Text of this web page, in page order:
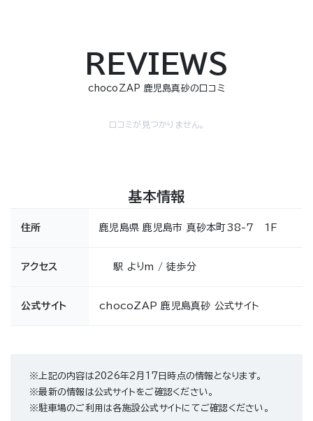
REVIEWS
chocoZAP 鹿児島真砂の口コミ
口コミが見つかりません。
基本情報
住所 鹿児島県 鹿児島市 真砂本町38-7 1F
アクセス 駅 よりm / 徒歩分
公式サイト chocoZAP 鹿児島真砂 公式サイト
※上記の内容は2026年2月17日時点の情報となります。
※最新の情報は公式サイトをご確認ください。
※駐車場のご利用は各施設公式サイトにてご確認ください。